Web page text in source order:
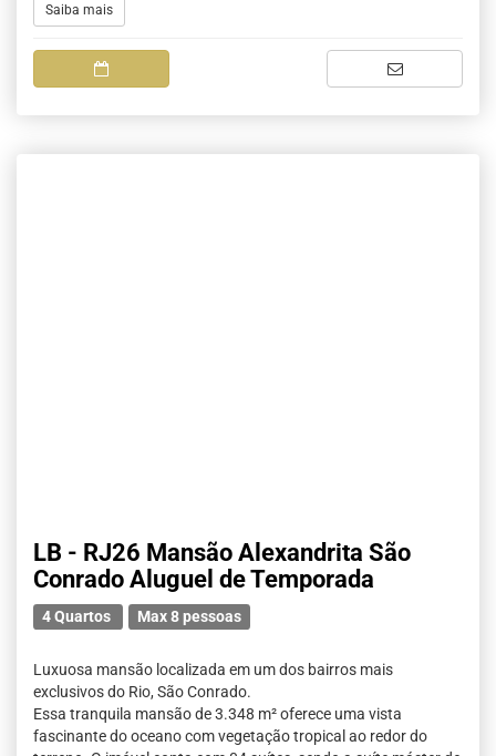
Saiba mais
LB - RJ26 Mansão Alexandrita São
Conrado Aluguel de Temporada
4 Quartos Max 8 pessoas
Luxuosa mansão localizada em um dos bairros mais
exclusivos do Rio, São Conrado.
Essa tranquila mansão de 3.348 m² oferece uma vista
fascinante do oceano com vegetação tropical ao redor do